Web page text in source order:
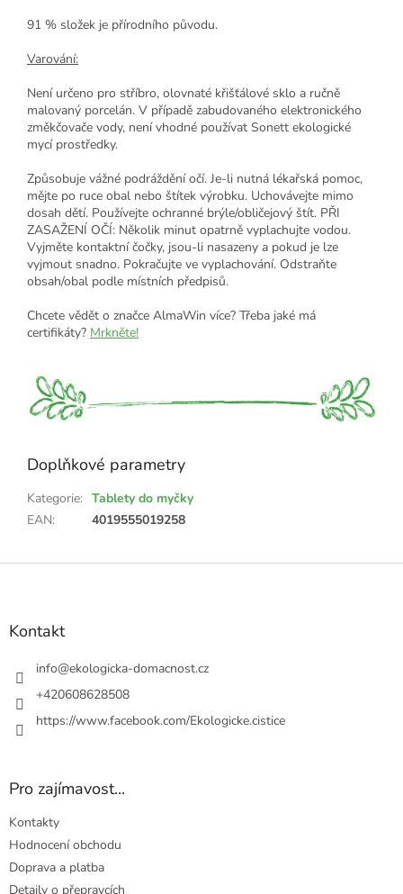
91 % složek je přírodního původu.
Varování:
Není určeno pro stříbro, olovnaté křišťálové sklo a ručně
malovaný porcelán. V případě zabudovaného elektronického
změkčovače vody, není vhodné používat Sonett ekologické
mycí prostředky.
Způsobuje vážné podráždění očí. Je-li nutná lékařská pomoc,
mějte po ruce obal nebo štítek výrobku. Uchovávejte mimo
dosah dětí. Používejte ochranné brýle/obličejový štít. PŘI
ZASAŽENÍ OČÍ: Několik minut opatrně vyplachujte vodou.
Vyjměte kontaktní čočky, jsou-li nasazeny a pokud je lze
vyjmout snadno. Pokračujte ve vyplachování. Odstraňte
obsah/obal podle místních předpisů.
Chcete vědět o značce AlmaWin více? Třeba jaké má
certifikáty? Mrkněte!
Doplňkové parametry
Kategorie: Tablety do myčky
EAN: 4019555019258
Z
Kontakt
info@ekologicka-domacnost.cz
+420608628508
https://www.facebook.com/Ekologicke.cistice
Pro zajímavost...
Kontakty
Hodnocení obchodu
Doprava a platba
Detaily o přepravcích